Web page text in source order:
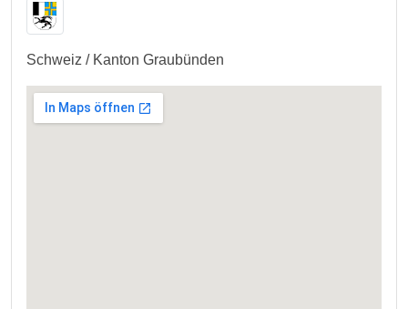
Schweiz / Kanton Graubünden